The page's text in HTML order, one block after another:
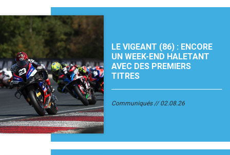
LE VIGEANT (86) : ENCORE
UN WEEK-END HALETANT
AVEC DES PREMIERS
TITRES
Communiqués 02.08.26